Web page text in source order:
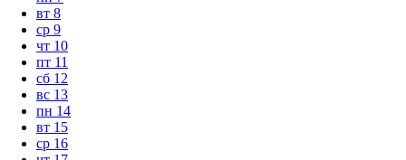
вт 8
ср 9
чт 10
пт 11
сб 12
вс 13
пн 14
вт 15
ср 16